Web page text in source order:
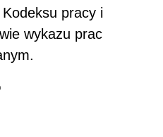
pracy i
wykazu prac